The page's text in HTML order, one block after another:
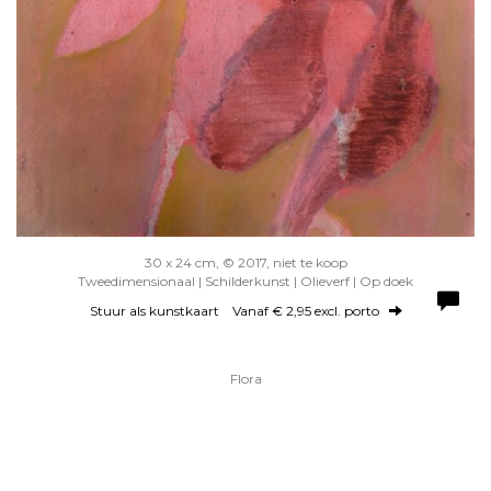
30 x 24 cm, © 2017, niet te koop
Tweedimensionaal | Schilderkunst | Olieverf | Op doek
Stuur als kunstkaart Vanaf € 2,95 excl. porto
Flora